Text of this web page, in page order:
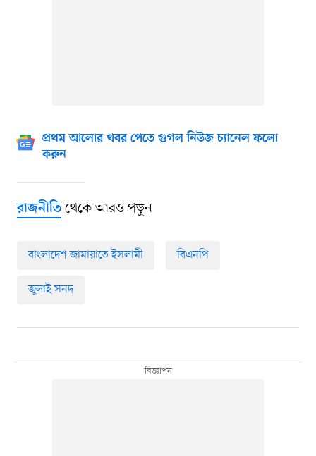
প্রথম আলোর খবর পেতে গুগল নিউজ চ্যানেল ফলো
করুন
রাজনীতিথেকে আরও পড়ুন
বাংলাদেশ জামায়াতে ইসলামী বিএনপি
জুলাই সনদ